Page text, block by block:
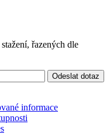
řazených dle
Odeslat dotaz
informace